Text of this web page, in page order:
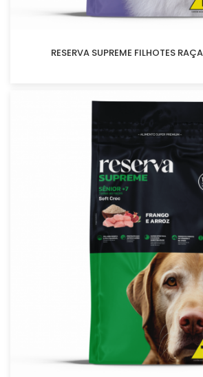
RESERVA SUPREME FILHOTES